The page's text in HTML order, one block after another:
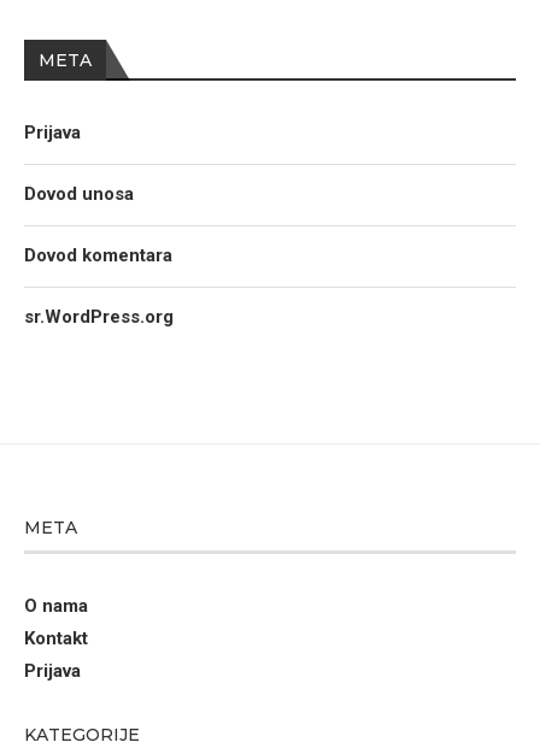
META
Prijava
Dovod unosa
Dovod komentara
sr.WordPress.org
META
O nama
Kontakt
Prijava
KATEGORIJE